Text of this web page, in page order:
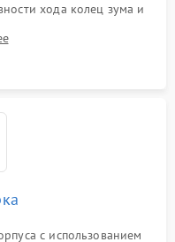
хода колец зума и
на наличие царапин,
контактов байонета.
с использованием